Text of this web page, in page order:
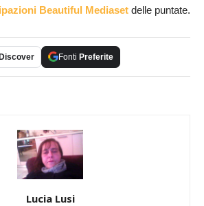
Beautiful Mediaset delle puntate.
Fonti Preferite
Lucia Lusi